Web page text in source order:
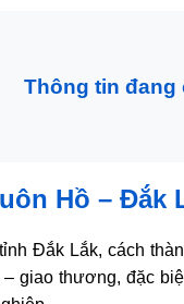
Thông tin đang
Hồ – Đắk
Đắk Lắk, cách
giao thương, đặc